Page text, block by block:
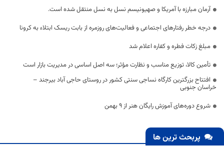
آرمان مبارزه با آمریکا و صهیونیسم نسل به نسل منتقل شده است.
درجه خطر رفتارهای اجتماعی و فعالیت‌های روزمره از بابت ریسک ابتلاء به کرونا
مبلغ زکات فطره و کفاره اعلام شد
تأمین کالا، توزیع مناسب و نظارت مؤثر؛ سه اصل اساسی در مدیریت بازار است
افتتاح بزرگترین کارگاه نساجی سنتی کشور در روستای حاجی آباد بیرجند –
خراسان جنوبی
شروع دوره‌های آموزش رایگان هنر از ۹ بهمن
پربحث ترین ها